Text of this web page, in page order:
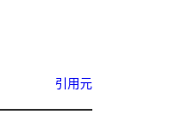
引用元